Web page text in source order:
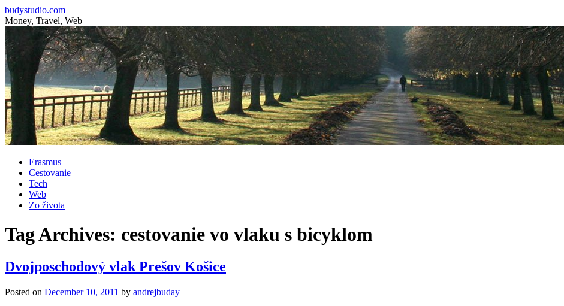
budystudio.com
Money, Travel, Web
Skip
content
Erasmus
Cestovanie
Tech
Web
Zo života
Tag Archives: cestovanie vo vlaku s bicyklom
Dvojposchodový vlak Prešov Košice
Posted on December 10, 2011 by andrejbuday